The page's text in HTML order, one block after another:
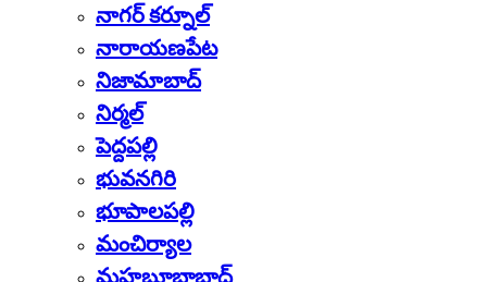
నాగర్ కర్నూల్
నారాయణపేట
నిజామాబాద్
నిర్మల్
పెద్దపల్లి
భువనగిరి
భూపాలపల్లి
మంచిర్యాల
మహబూబాబాద్